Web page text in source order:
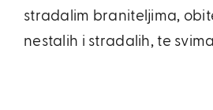
stradalim braniteljima,
nestalih i stradalih, te